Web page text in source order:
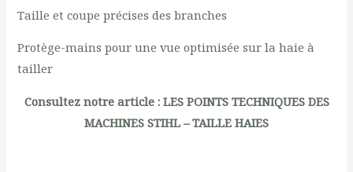
Taille et coupe précises des branches
Protège-mains pour une vue optimisée sur la haie à
tailler
Consultez notre article : LES POINTS TECHNIQUES DES
MACHINES STIHL – TAILLE HAIES